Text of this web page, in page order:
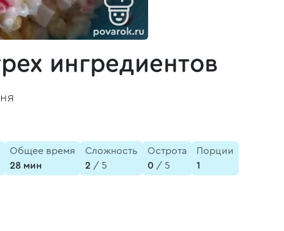
ингредиентов
Общее время
28 мин
Сложность
2 / 5
Острота
0 / 5
Порции
1